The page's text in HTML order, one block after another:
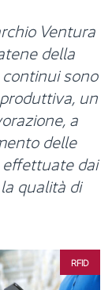
Ventura
della
sono
un
a
delle
dai
qualità di
RFID